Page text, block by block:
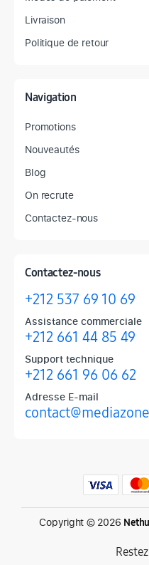
Livraison
Politique de retour
Navigation
Promotions
Nouveautés
Blog
On recrute
Contactez-nous
Contactez-nous
+212 537 69 10 69
Assistance commerciale
+212 661 44 85 49
Support technique
+212 661 96 06 62
Adresse E-mail
Produits phares
Retrouvez chez Mediazone
Copyright © 2026